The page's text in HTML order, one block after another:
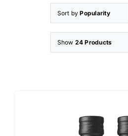
Appetizers
Shop
Sort byPopularity
Show 24 Products